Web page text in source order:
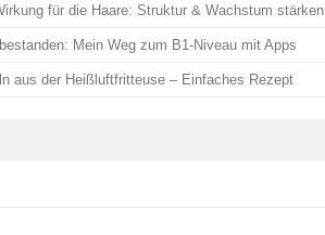
für die Haare: Struktur & Wachstum stärken
Mein Weg zum B1-Niveau mit Apps
aus der Heißluftfritteuse – Einfaches Rezept